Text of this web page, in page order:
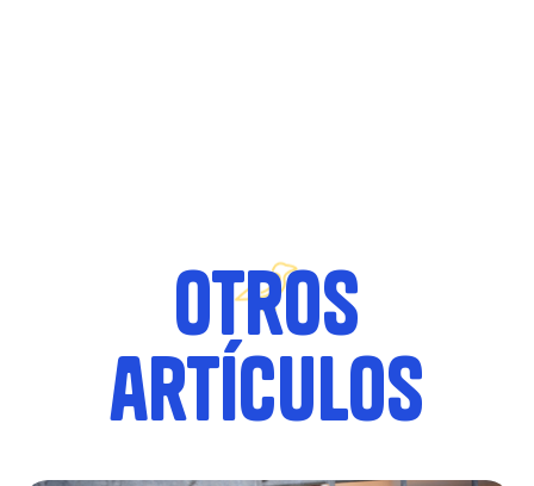
Otros
artículos